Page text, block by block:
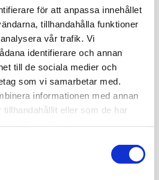
för att anpassa innehållet
tillhandahålla funktioner
vår trafik. Vi
identifierare och annan
till de sociala medier och
som vi samarbetar med.
informationen med annan
eller som de har
jobb och där bussen
under tak när det är
även det. Välkomna
Donalds